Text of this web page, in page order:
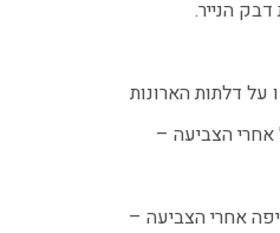
דבק הנייר.
על דלתות הארונות
הצביעה –
אחרי הצביעה –